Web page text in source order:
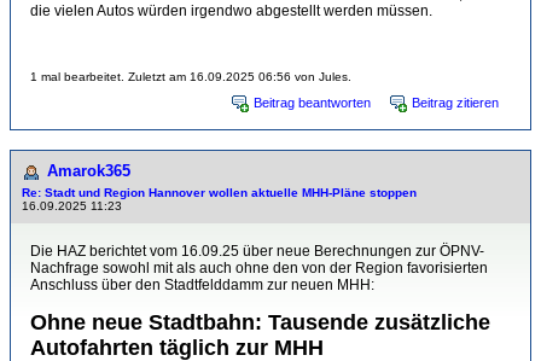
die vielen Autos würden irgendwo abgestellt werden müssen.
1 mal bearbeitet. Zuletzt am 16.09.2025 06:56 von Jules.
Beitrag beantworten Beitrag zitieren
Amarok365
Re: Stadt und Region Hannover wollen aktuelle MHH-Pläne stoppen
16.09.2025 11:23
Die HAZ berichtet vom 16.09.25 über neue Berechnungen zur ÖPNV-
Nachfrage sowohl mit als auch ohne den von der Region favorisierten
Anschluss über den Stadtfelddamm zur neuen MHH:
Ohne neue Stadtbahn: Tausende zusätzliche
Autofahrten täglich zur MHH